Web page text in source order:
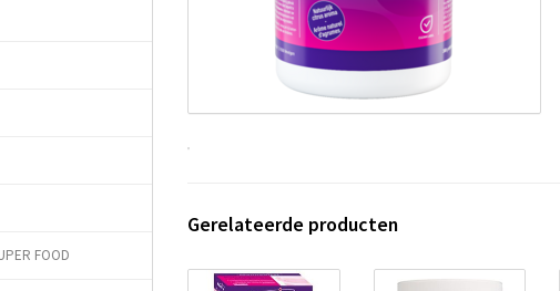
FOOD
Gerelateerde producten